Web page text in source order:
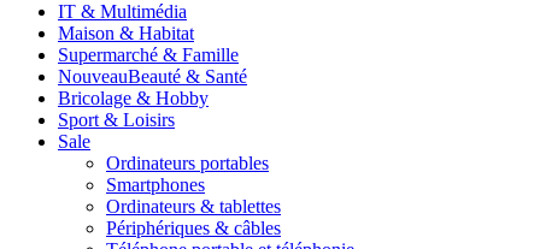
IT & Multimédia
Maison & Habitat
Supermarché & Famille
NouveauBeauté & Santé
Bricolage & Hobby
Sport & Loisirs
Sale
Ordinateurs portables
Smartphones
Ordinateurs & tablettes
Périphériques & câbles